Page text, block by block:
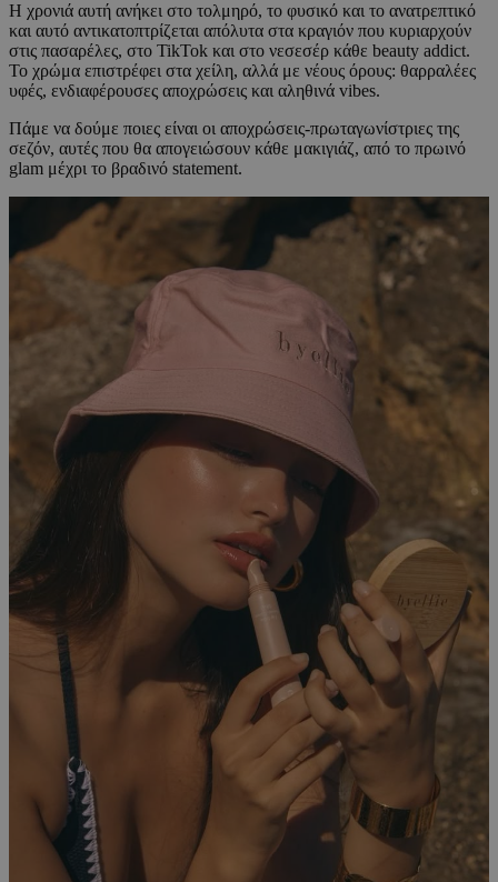
Η χρονιά αυτή ανήκει στο τολμηρό, το φυσικό και το ανατρεπτικό
και αυτό αντικατοπτρίζεται απόλυτα στα κραγιόν που κυριαρχούν
στις πασαρέλες, στο TikTok και στο νεσεσέρ κάθε beauty addict.
Το χρώμα επιστρέφει στα χείλη, αλλά με νέους όρους: θαρραλέες
υφές, ενδιαφέρουσες αποχρώσεις και αληθινά vibes.
Πάμε να δούμε ποιες είναι οι αποχρώσεις-πρωταγωνίστριες της
σεζόν, αυτές που θα απογειώσουν κάθε μακιγιάζ, από το πρωινό
glam μέχρι το βραδινό statement.